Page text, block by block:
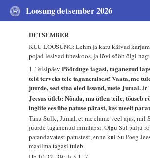
Loosung detsember 2026
DETSEMBER
KUU LOOSUNG: Lehm ja karu käivad
pojad lesivad üheskoos, ja lõvi sööb õlgi
1. TeisipäevPöörduge tagasi, taganenud
teid terveks teie taganemisest! Vaata, me
juurde, sest sina oled Issand, meie Jumal.Jr
Jeesus ütleb: Nõnda, ma ütlen teile, tõuseb
inglite ees ühe patuse pärast, kes meelt
Tänu Sulle, Jumal, et me elame veel ajas, mil
juurde taganenud inimlapsi. Olgu Sul palju
parandavatest patustest, enne kui Su Poeg
maailma tagasi tuleb.